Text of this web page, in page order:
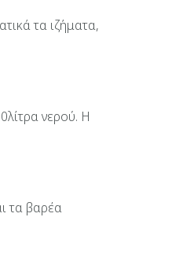
τα ιζήματα,
νερού. Η
τα βαρέα